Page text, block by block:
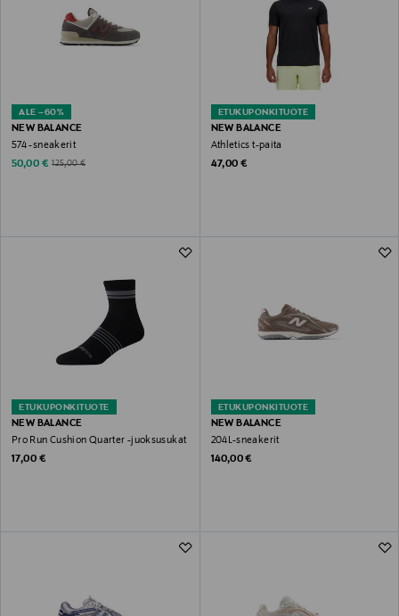
ALE –60%
NEW BALANCE
574 -sneakerit
Discounted Price
50,00 € Original Price
125,00 €
ETUKUPONKITUOTE
NEW BALANCE
Athletics t-paita
Original Price
47,00 €
ETUKUPONKITUOTE
NEW BALANCE
Pro Run Cushion Quarter -juoksusukat
Original Price
17,00 €
ETUKUPONKITUOTE
NEW BALANCE
204L-sneakerit
Original Price
140,00 €